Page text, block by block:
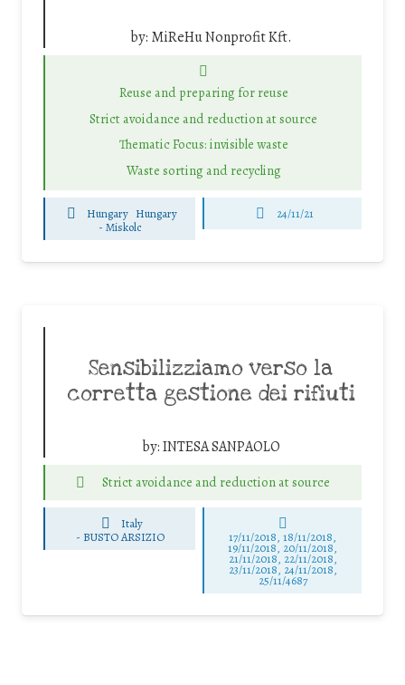
by: MiReHu Nonprofit Kft.
Reuse and preparing for reuse
Strict avoidance and reduction at source
Thematic Focus: invisible waste
Waste sorting and recycling
Hungary Hungary
- Miskolc
24/11/21
Sensibilizziamo verso la
corretta gestione dei rifiuti
by:INTESA SANPAOLO
Strict avoidance and reduction at source
Italy
- BUSTO ARSIZIO 17/11/2018, 18/11/2018,
19/11/2018, 20/11/2018,
21/11/2018, 22/11/2018,
23/11/2018, 24/11/2018,
25/11/4687